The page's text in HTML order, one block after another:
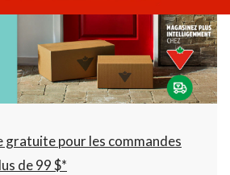
AB,
Ouvert,
Fermeture
à
22:00
changer
gratuite pour les commandes
de 99 $*